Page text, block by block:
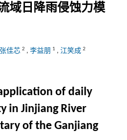
域日降雨侵蚀力模
张佳芯 2 , 李益朋 1 , 江笑成 2
of daily
in Jinjiang River
of the Ganjiang